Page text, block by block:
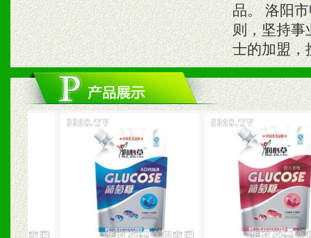
品。 洛阳
则，坚持事
士的加盟，